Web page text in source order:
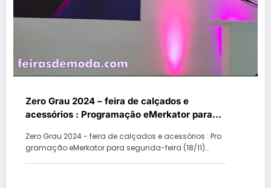
Zero Grau 2024 – feira de calçados e
acessórios : Programação eMerkator para
Talks
Zero Grau 2024 - feira de calçados e acessórios : Pro
gramação eMerkator para segunda-feira (18/11)…